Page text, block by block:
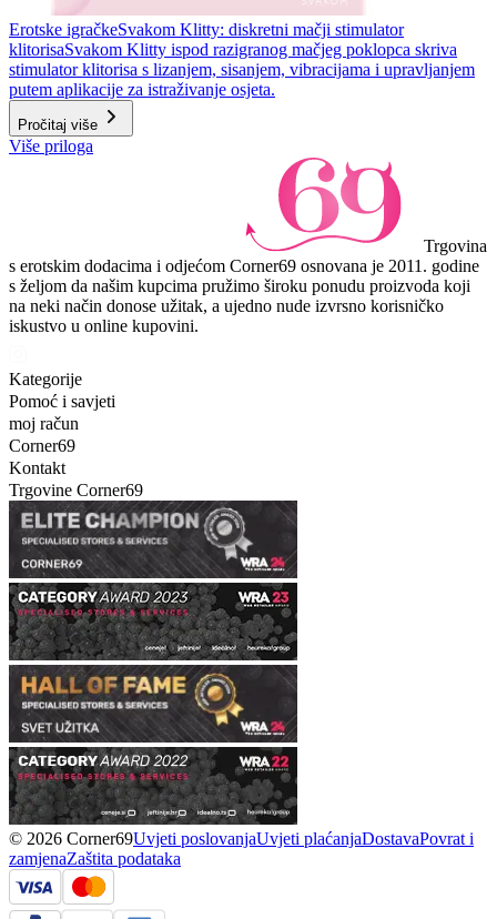
Erotske igračkeSvakom Klitty: diskretni mačji stimulator
klitorisaSvakom Klitty ispod razigranog mačjeg poklopca skriva
stimulator klitorisa s lizanjem, sisanjem, vibracijama i upravljanjem
putem aplikacije za istraživanje osjeta.
Pročitaj više
Više priloga
Trgovina
s erotskim dodacima i odjećom Corner69 osnovana je 2011. godine
s željom da našim kupcima pružimo široku ponudu proizvoda koji
na neki način donose užitak, a ujedno nude izvrsno korisničko
iskustvo u online kupovini.
Kategorije
Pomoć i savjeti
moj račun
Corner69
Kontakt
Trgovine Corner69
© 2026 Corner69Uvjeti poslovanjaUvjeti plaćanjaDostavaPovrat i
zamjenaZaštita podataka